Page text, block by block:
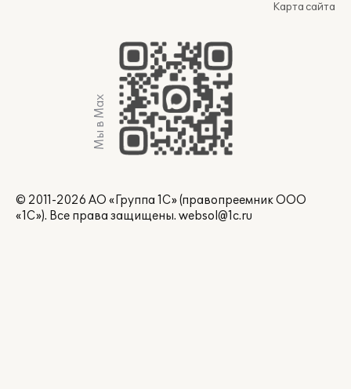
Карта сайта
Мы в Max
© 2011-2026 АО «Группа 1С» (правопреемник ООО
«1С»). Все права защищены. websol@1c.ru